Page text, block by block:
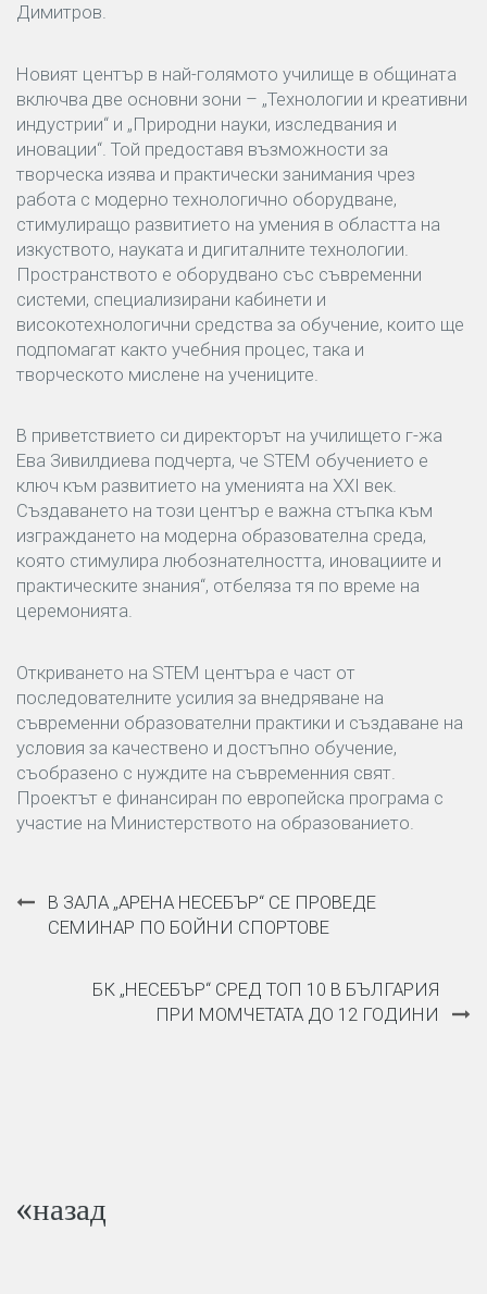
Димитров.
Новият център в най-голямото училище в общината
включва две основни зони – „Технологии и креативни
индустрии“ и „Природни науки, изследвания и
иновации“. Той предоставя възможности за
творческа изява и практически занимания чрез
работа с модерно технологично оборудване,
стимулиращо развитието на умения в областта на
изкуството, науката и дигиталните технологии.
Пространството е оборудвано със съвременни
системи, специализирани кабинети и
високотехнологични средства за обучение, които ще
подпомагат както учебния процес, така и
творческото мислене на учениците.
В приветствието си директорът на училището г-жа
Ева Зивилдиева подчерта, че STEM обучението е
ключ към развитието на уменията на XXI век.
Създаването на този център е важна стъпка към
изграждането на модерна образователна среда,
която стимулира любознателността, иновациите и
практическите знания“, отбеляза тя по време на
церемонията.
Откриването на STEM центъра е част от
последователните усилия за внедряване на
съвременни образователни практики и създаване на
условия за качествено и достъпно обучение,
съобразено с нуждите на съвременния свят.
Проектът е финансиран по европейска програма с
участие на Министерството на образованието.
В ЗАЛА „АРЕНА НЕСЕБЪР“ СЕ ПРОВЕДЕ
СЕМИНАР ПО БОЙНИ СПОРТОВЕ
БК „НЕСЕБЪР“ СРЕД ТОП 10 В БЪЛГАРИЯ
ПРИ МОМЧЕТАТА ДО 12 ГОДИНИ
«назад